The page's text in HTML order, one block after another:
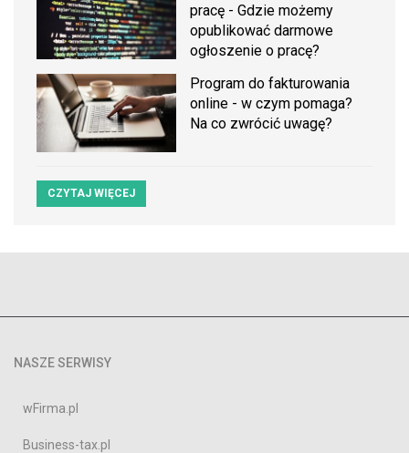
pracę - Gdzie możemy
opublikować darmowe
ogłoszenie o pracę?
Program do fakturowania
online - w czym pomaga?
Na co zwrócić uwagę?
CZYTAJ WIĘCEJ
NASZE SERWISY
wFirma.pl
Business-tax.pl